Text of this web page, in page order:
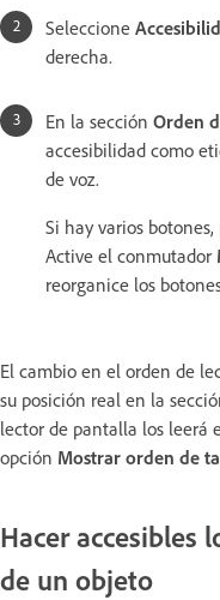
Seleccione
derecha.
En la sección Orden
accesibilidad como
de voz.
Si hay varios
Active el conmutador
reorganice los
El cambio en el orden de
su posición real en la
lector de pantalla los leerá
opción Mostrar orden de
Hacer accesibles
de un objeto